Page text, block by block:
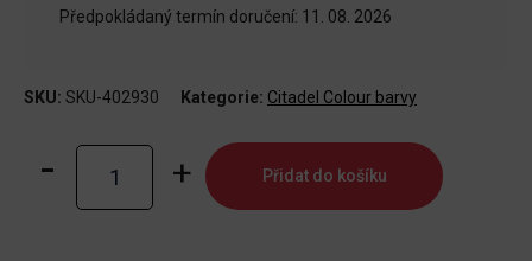
Předpokládaný termín doručení: 11. 08. 2026
SKU: SKU-402930 Kategorie: Citadel Colour barvy
Guilliman
Flesh
Přidat do košíku